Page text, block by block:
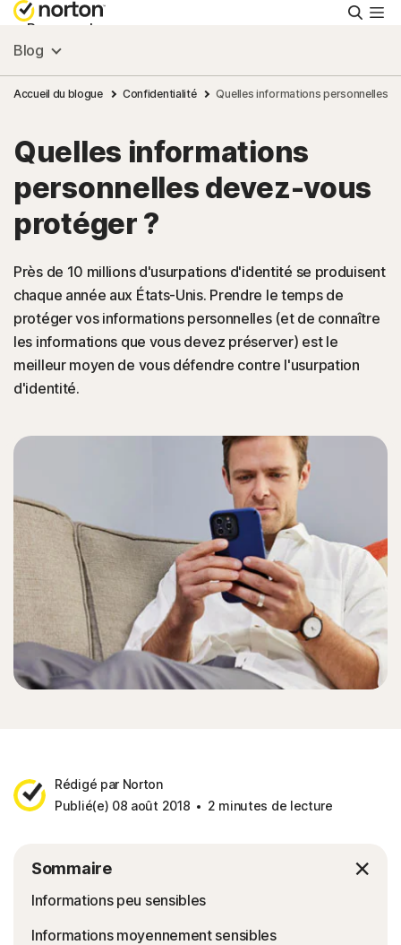
Personnel
Small Business
Ressources
Support
Essayer gratuitement
France
Connexion
Blog
Accueil du blogue Confidentialité Quelles informations personnelles
Quelles informations
personnelles devez-vous
protéger ?
Près de 10 millions d'usurpations d'identité se produisent
chaque année aux États-Unis. Prendre le temps de
protéger vos informations personnelles (et de connaître
les informations que vous devez préserver) est le
meilleur moyen de vous défendre contre l'usurpation
d'identité.
Rédigé par Norton
Publié(e) 08 août 2018
2 minutes de lecture
Sommaire
Informations peu sensibles
Informations moyennement sensibles